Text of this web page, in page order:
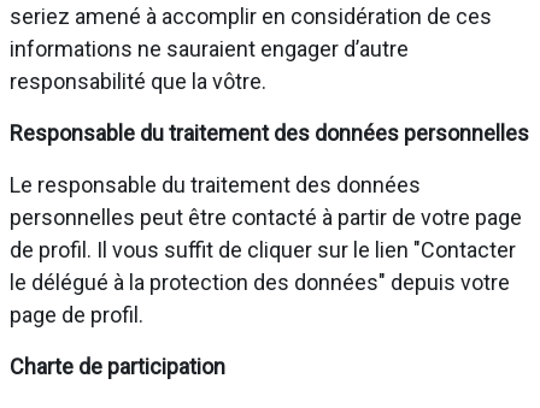
seriez amené à accomplir en considération de ces
informations ne sauraient engager d’autre
responsabilité que la vôtre.
Responsable du traitement des données personnelles
Le responsable du traitement des données
personnelles peut être contacté à partir de votre page
de profil. Il vous suffit de cliquer sur le lien "Contacter
le délégué à la protection des données" depuis votre
page de profil.
Charte de participation